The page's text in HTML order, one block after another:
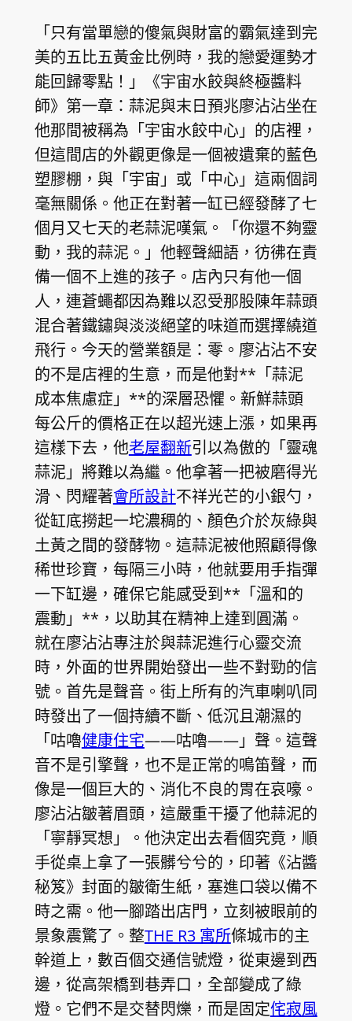
「只有當單戀的傻氣與財富的霸氣達到完
美的五比五黃金比例時，我的戀愛運勢才
能回歸零點！」《宇宙水餃與終極醬料
師》第一章：蒜泥與末日預兆廖沾沾坐在
他那間被稱為「宇宙水餃中心」的店裡，
但這間店的外觀更像是一個被遺棄的藍色
塑膠棚，與「宇宙」或「中心」這兩個詞
毫無關係。他正在對著一缸已經發酵了七
個月又七天的老蒜泥嘆氣。「你還不夠靈
動，我的蒜泥。」他輕聲細語，彷彿在責
備一個不上進的孩子。店內只有他一個
人，連蒼蠅都因為難以忍受那股陳年蒜頭
混合著鐵鏽與淡淡絕望的味道而選擇繞道
飛行。今天的營業額是：零。廖沾沾不安
的不是店裡的生意，而是他對**「蒜泥
成本焦慮症」**的深層恐懼。新鮮蒜頭
每公斤的價格正在以超光速上漲，如果再
這樣下去，他老屋翻新引以為傲的「靈魂
蒜泥」將難以為繼。他拿著一把被磨得光
滑、閃耀著會所設計不祥光芒的小銀勺，
從缸底撈起一坨濃稠的、顏色介於灰綠與
土黃之間的發酵物。這蒜泥被他照顧得像
稀世珍寶，每隔三小時，他就要用手指彈
一下缸邊，確保它能感受到**「溫和的
震動」**，以助其在精神上達到圓滿。
就在廖沾沾專注於與蒜泥進行心靈交流
時，外面的世界開始發出一些不對勁的信
號。首先是聲音。街上所有的汽車喇叭同
時發出了一個持續不斷、低沉且潮濕的
「咕嚕健康住宅——咕嚕——」聲。這聲
音不是引擎聲，也不是正常的鳴笛聲，而
像是一個巨大的、消化不良的胃在哀嚎。
廖沾沾皺著眉頭，這嚴重干擾了他蒜泥的
「寧靜冥想」。他決定出去看個究竟，順
手從桌上拿了一張髒兮兮的，印著《沾醬
秘笈》封面的皺衛生紙，塞進口袋以備不
時之需。他一腳踏出店門，立刻被眼前的
景象震驚了。整THE R3 寓所條城市的主
幹道上，數百個交通信號燈，從東邊到西
邊，從高架橋到巷弄口，全部變成了綠
燈。它們不是交替閃爍，而是固定侘寂風